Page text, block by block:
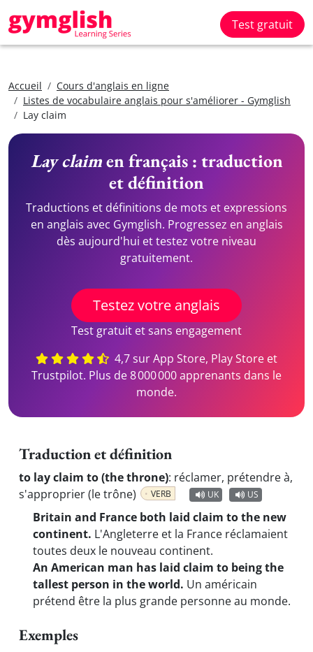
Test gratuit
Accueil
Cours d'anglais en ligne
Listes de vocabulaire anglais pour s'améliorer - Gymglish
Lay claim
Lay claimen français : traduction
et définition
Traductions et définitions de mots et expressions
en anglais avec Gymglish. Progressez en anglais
dès aujourd'hui et testez votre niveau
gratuitement.
Testez votre anglais
Test gratuit et sans engagement
4,7 sur App Store, Play Store et
Trustpilot. Plus de 8 000 000 apprenants dans le
monde.
Traduction et définition
to lay claim to (the throne): réclamer, prétendre à,
s'approprier (le trône)
VERB UK US
Britain and France both laid claim to the new
continent. L'Angleterre et la France réclamaient
toutes deux le nouveau continent.
An American man has laid claim to being the
tallest person in the world. Un américain
prétend être la plus grande personne au monde.
Exemples